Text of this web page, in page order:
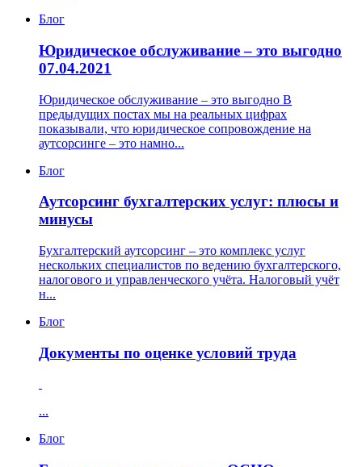
Блог
Юридическое обслуживание – это выгодно
07.04.2021
Юридическое обслуживание – это выгодно В
предыдущих постах мы на реальных цифрах
показывали, что юридическое сопровождение на
аутсорсинге – это намно...
Блог
Аутсорсинг бухгалтерских услуг: плюсы и
минусы
Бухгалтерский аутсорсинг – это комплекс услуг
нескольких специалистов по ведению бухгалтерского,
налогового и управленческого учёта. Налоговый учёт
н...
Блог
Документы по оценке условий труда
...
Блог